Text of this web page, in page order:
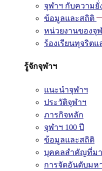
จุฬาฯ กับความยั่
ข้อมูลและสถิติ
หน่วยงานของจุ
ร้องเรียนทุจริต
รู้จักจุฬาฯ
แนะนำจุฬาฯ
ประวัติจุฬาฯ
ภารกิจหลัก
จุฬาฯ 100 ปี
ข้อมูลและสถิติ
บุคคลสำคัญที่มา
การจัดอันดับมห